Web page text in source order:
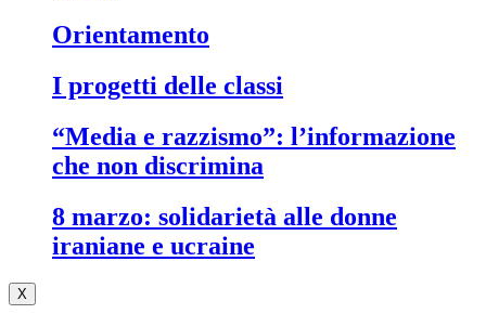
orientamento
i progetti delle classi
“media e razzismo”: l’informazione
che non discrimina
8 marzo: solidarietà alle donne
iraniane e ucraine
X